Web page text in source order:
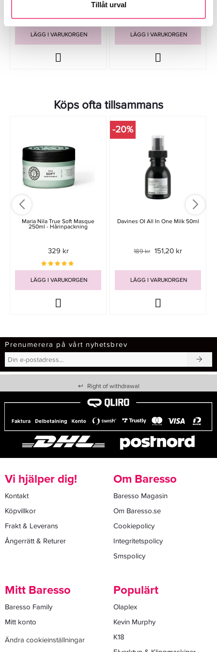
Tillåt urval
LÄGG I VARUKORGEN
Rek. pris 708 kr
LÄGG I VARUKORGEN
Köps ofta tillsammans
Maria Nila True Soft Masque
250ml - Hårinpackning
329 kr
LÄGG I VARUKORGEN
-20%
Davines OI All In One Milk 50ml
189 kr 151,20 kr
LÄGG I VARUKORGEN
Prenumerera på vårt nyhetsbrev
↩ Right of withdrawal
Vi hjälper dig!
Kontakt
Köpvillkor
Frakt & Leverans
Ångerrätt & Returer
Om Baresso
Baresso Magasin
Om Baresso.se
Cookiepolicy
Integritetspolicy
Smspolicy
Mitt Baresso
Baresso Family
Mitt konto
Ändra cookieinställningar
Populärt
Olaplex
Kevin Murphy
K18